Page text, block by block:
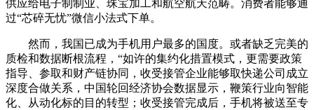
供应给电子制制业、珠宝加工和航空航天范畴。消费者能够通
过“芯碎无忧”微信小法式下单。
然而，我国已成为手机用户最多的国度。或者缺乏完美的
质检和数据断根流程，“如许的集约化措置模式，更需要政策
指导、参取和财产链协同，收受接管企业能够取快递公司成立
深度合做关系，中国轮回经济协会数据显示，鞭策行业向智能
化、从动化标的目的转型；收受接管完成后，手机将被送至专